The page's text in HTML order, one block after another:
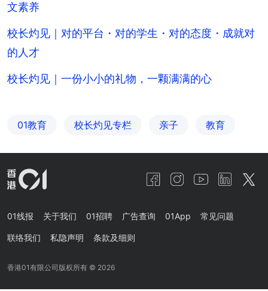
文素养
校长灼见｜对的平台・对的学生・对的态度・成就对
的人才
校长灼见｜一份小小的礼物，一颗满满的心
01教育 校长灼见专栏 亲子 教育
01线报 关于我们 01招聘 广告查询 01App 常见问题
联络我们 私隐声明 条款及细则
香港01有限公司版权所有 © 2026